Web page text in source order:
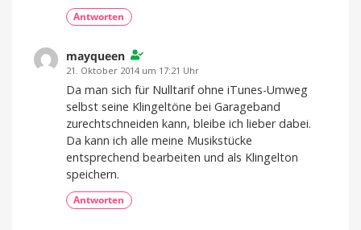
Antworten
mayqueen
21. Oktober 2014 um 17:21 Uhr
Da man sich für Nulltarif ohne iTunes-Umweg
selbst seine Klingeltöne bei Garageband
zurechtschneiden kann, bleibe ich lieber dabei.
Da kann ich alle meine Musikstücke
entsprechend bearbeiten und als Klingelton
speichern.
Antworten